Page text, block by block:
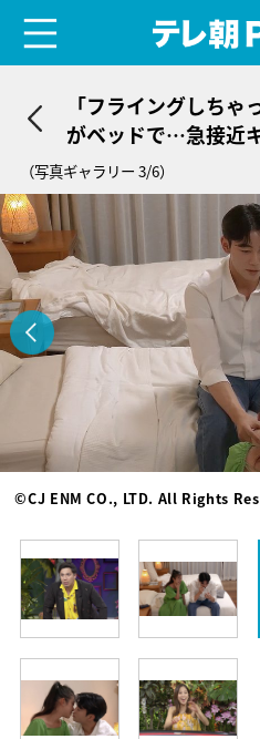
「フライングしち
がベッドで…急接近
ジオ絶叫
（写真ギャラリー 3/6）
©CJ ENM CO., LTD. All Rights